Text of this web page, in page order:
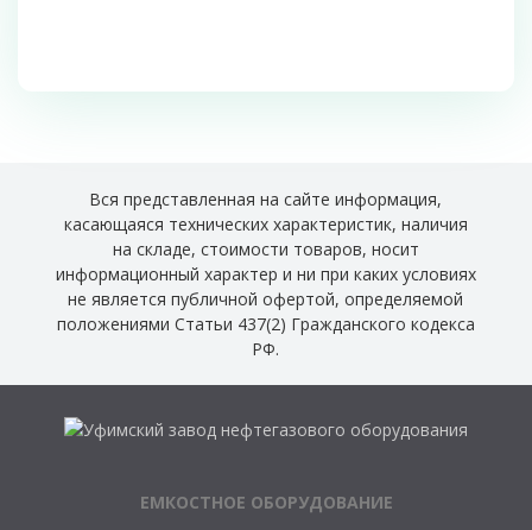
Вся представленная на сайте информация,
касающаяся технических характеристик, наличия
на складе, стоимости товаров, носит
информационный характер и ни при каких условиях
не является публичной офертой, определяемой
положениями Статьи 437(2) Гражданского кодекса
РФ.
ЕМКОСТНОЕ ОБОРУДОВАНИЕ